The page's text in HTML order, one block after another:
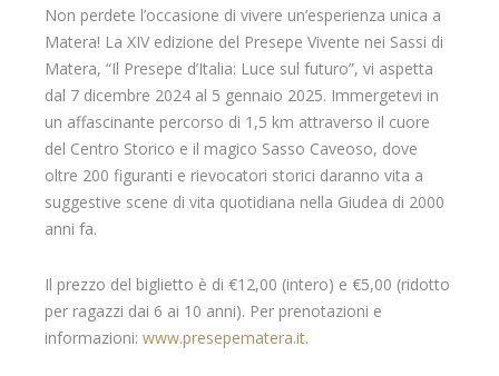
Non perdete l’occasione di vivere un’esperienza unica a
Matera! La XIV edizione del Presepe Vivente nei Sassi di
Matera, “Il Presepe d’Italia: Luce sul futuro”, vi aspetta
dal 7 dicembre 2024 al 5 gennaio 2025. Immergetevi in
un affascinante percorso di 1,5 km attraverso il cuore
del Centro Storico e il magico Sasso Caveoso, dove
oltre 200 figuranti e rievocatori storici daranno vita a
suggestive scene di vita quotidiana nella Giudea di 2000
anni fa.
Il prezzo del biglietto è di €12,00 (intero) e €5,00 (ridotto
per ragazzi dai 6 ai 10 anni). Per prenotazioni e
informazioni: www.presepematera.it.